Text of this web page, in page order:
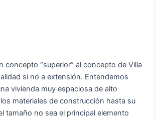
concepto “superior” al concepto de Villa
si no a extensión. Entendemos
vivienda muy espaciosa de alto
materiales de construcción hasta su
tamaño no sea el principal elemento